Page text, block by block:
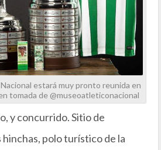
estará muy pronto reunida en
tomada de @museoatleticonacional
y concurrido. Sitio de
polo turístico de la